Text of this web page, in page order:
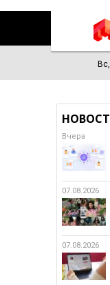
Вчера
07.08.2026
07.08.2026